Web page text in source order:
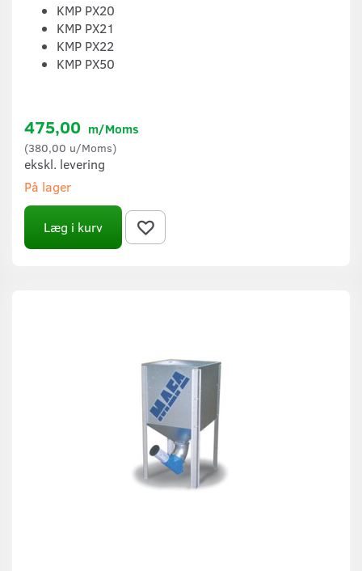
KMP PX20
KMP PX21
KMP PX22
KMP PX50
475,00 m/Moms
(380,00 u/Moms)
ekskl. levering
På lager
Læg i kurv